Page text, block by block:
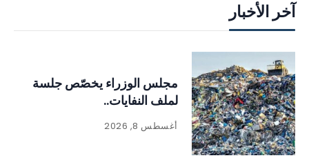
آخر الأخبار
مجلس الوزراء يخصّص جلسة
لملف النفايات..
أغسطس 8, 2026